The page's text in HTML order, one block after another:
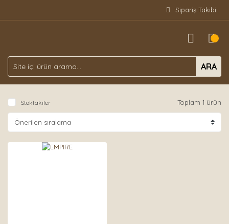
Sipariş Takibi
ARA
Stoktakiler Toplam 1 ürün